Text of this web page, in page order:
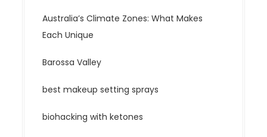
Australia’s Climate Zones: What Makes
Each Unique
Barossa Valley
best makeup setting sprays
biohacking with ketones